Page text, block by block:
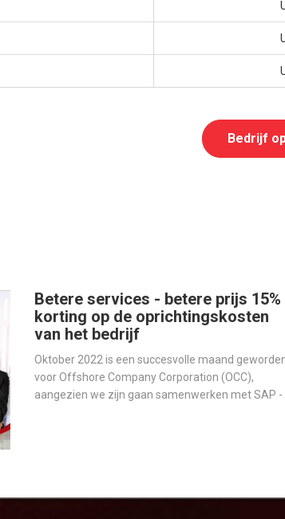
Bedrijf
Betere services - betere prijs 15%
korting op de oprichtingskosten
van het bedrijf
Oktober 2022 is een succesvolle maand
voor Offshore Company Corporation (OCC),
aangezien we zijn gaan samenwerken met SAP -